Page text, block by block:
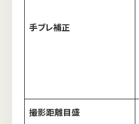
手ブレ補正
撮影距離目盛